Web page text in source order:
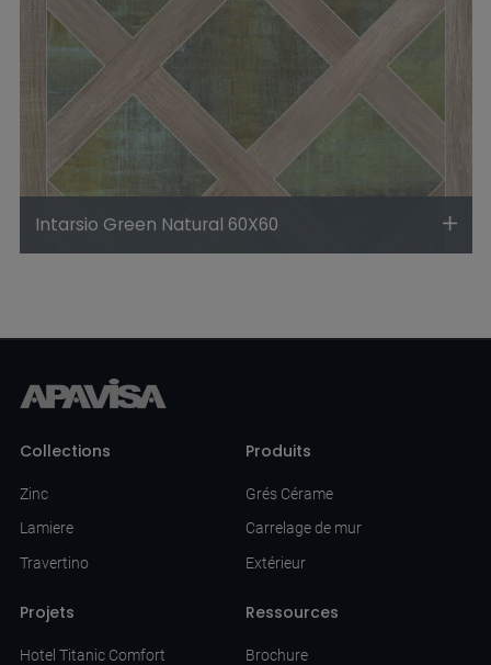
Intarsio Green Natural 60X60
Collections
Zinc
Lamiere
Travertino
Produits
Grés Cérame
Carrelage de mur
Extérieur
Projets
Hotel Titanic Comfort
Ressources
Brochure